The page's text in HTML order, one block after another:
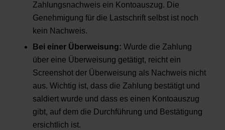
Zahlungsnachweis ein Kontoauszug. Die
Genehmigung für die Lastschrift selbst ist noch
kein Nachweis.
Bei einer Überweisung: Wurde die Zahlung
über eine Überweisung getätigt, reicht ein
Screenshot der Überweisung als Nachweis nicht
aus. Wichtig ist, dass die Zahlung bestätigt und
saldiert wurde und dass es einen Kontoauszug
gibt, auf dem die Durchführung und Bestätigung
ersichtlich ist.